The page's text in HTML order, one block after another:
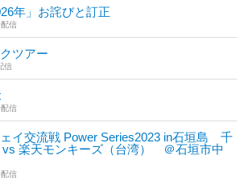
年」お詫びと訂正
信
ツアー
信
信
イ交流戦 Power Series2023 in石垣島 千
vs 楽天モンキーズ（台湾） ＠石垣市中
信